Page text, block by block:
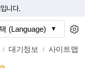
니다.
대기정보 사이트맵
(Language)